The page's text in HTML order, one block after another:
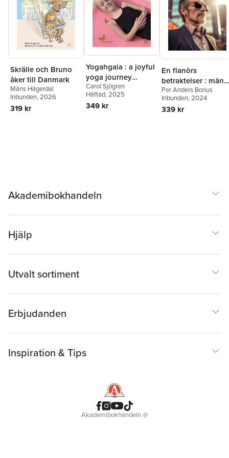
konstnären och illustratören Cindy Kosakowskis stämningsfulla
illustrationer, ger näring åt barns fantasier och uppmuntrar dem
att söka sig ut i skog och mark.
Skrälle och Bruno
åker till Danmark
Måns Hägerdal
Inbunden, 2026
319 kr
Yogahgaia : a joyful
yoga journey
together with
children
Carol Sjögren
Häftad, 2025
349 kr
En flanörs
betraktelser : män
och andra
märkligheter
Per Anders Borius
Inbunden, 2024
339 kr
Akademibokhandeln
Hjälp
Utvalt sortiment
Erbjudanden
Inspiration & Tips
Akademibokhandeln@